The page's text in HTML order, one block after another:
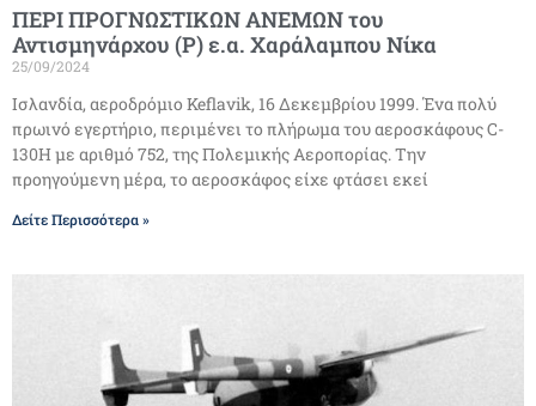
ΠΕΡΙ ΠΡΟΓΝΩΣΤΙΚΩΝ ΑΝΕΜΩΝ του
Αντισμηνάρχου (Ρ) ε.α. Χαράλαμπου Νίκα
25/09/2024
Ισλανδία, αεροδρόμιο Keflavik, 16 Δεκεμβρίου 1999. Ένα πολύ
πρωινό εγερτήριο, περιμένει το πλήρωμα του αεροσκάφους C-
130H με αριθμό 752, της Πολεμικής Αεροπορίας. Την
προηγούμενη μέρα, το αεροσκάφος είχε φτάσει εκεί
Δείτε Περισσότερα »